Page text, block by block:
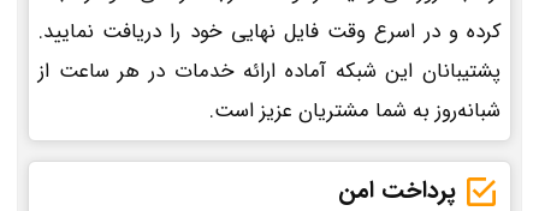
کرده و در اسرع وقت فایل نهایی خود را دریافت نمایید.
پشتیبانان این شبکه آماده ارائه خدمات در هر ساعت از
شبانه‌روز به شما مشتریان عزیز است.
پرداخت امن